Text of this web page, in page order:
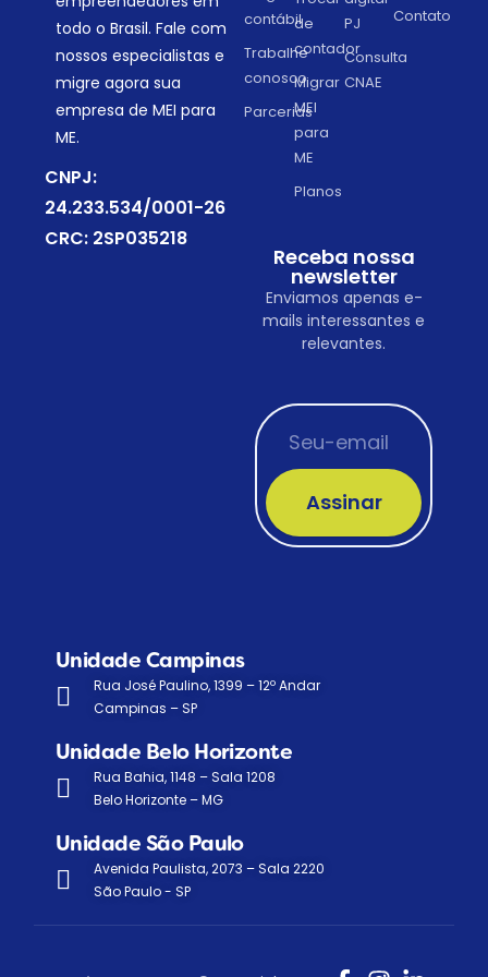
todo o Brasil. Fale com
nossos especialistas e
migre agora sua
empresa de MEI para
ME.
CNPJ:
24.233.534/0001-26
CRC: 2SP035218
contábil
Trabalhe
conosco
Parcerias
de
contador
Migrar
MEI
para
ME
Planos
PJ
Consulta
CNAE
Contato
Receba nossa
newsletter
Enviamos apenas e-
mails interessantes e
relevantes.
Assinar
Unidade Campinas
Rua José Paulino, 1399 – 12º Andar
Campinas – SP
Unidade Belo Horizonte
Rua Bahia, 1148 – Sala 1208
Belo Horizonte – MG
Unidade São Paulo
Avenida Paulista, 2073 – Sala 2220
São Paulo - SP